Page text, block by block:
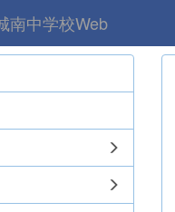
南中学校Web